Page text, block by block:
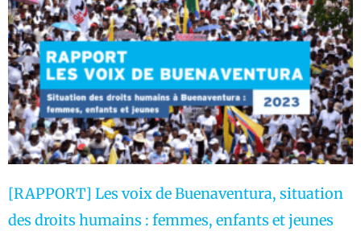
[RAPPORT] Les voix de Buenaventura, situation
des droits humains : femmes, enfants et jeunes